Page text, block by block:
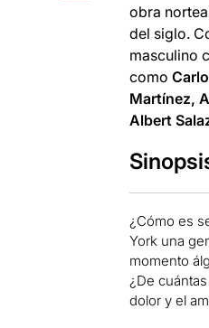
obra
del siglo.
masculino
como
Martínez,
Albert
¿Cómo es
York una
momento
¿De
dolor y el